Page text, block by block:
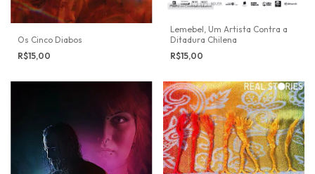
Os Cinco Diabos
R$15,00
Lemebel, Um Artista Contra a
Ditadura Chilena
R$15,00